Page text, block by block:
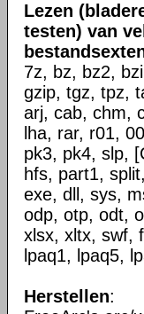
Lezen
testen) van
7z, bz, bz2,
gzip, tgz, tpz,
arj, cab, chm,
lha, rar, r01,
pk3, pk4, slp,
hfs, part1,
exe, dll, sys,
odp, otp, odt,
xlsx, xltx, swf,
lpaq1, lpaq5,
Herstellen: